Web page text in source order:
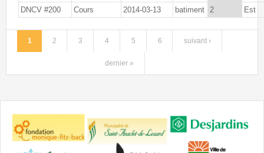
DNCV #200 Cours 2014-03-13 batiment 2 Est
Pages
1 2 3 4 5 6 suivant ›
dernier »